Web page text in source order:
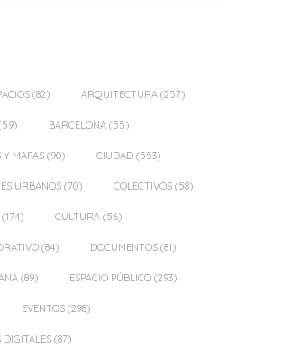
(82) ARQUITECTURA (257)
BARCELONA (55)
Y MAPAS (90) CIUDAD (553)
URBANOS (70) COLECTIVOS (58)
(174) CULTURA (56)
(84) DOCUMENTOS (81)
(89) ESPACIO PÚBLICO (293)
EVENTOS (298)
DIGITALES (87)